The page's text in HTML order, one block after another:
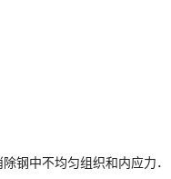
钢中不均匀组织和内应力．